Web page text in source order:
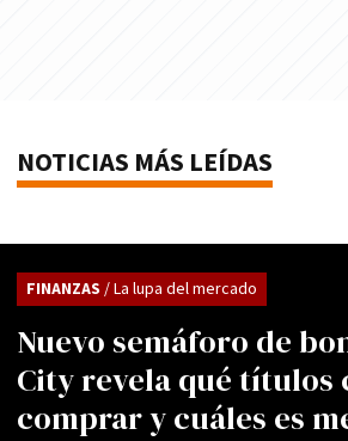
NOTICIAS MÁS LEÍDAS
Nuevo semáforo de
City revela qué títulos
comprar y cuáles es
FINANZAS / La lupa del mercado